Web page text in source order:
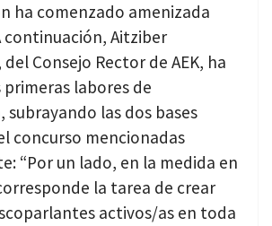
ha comenzado amenizada
continuación, Aitziber
Consejo Rector de AEK, ha
labores de
subrayando las dos bases
concurso mencionadas
“Por un lado, en la medida en
la tarea de crear
activos/as en toda